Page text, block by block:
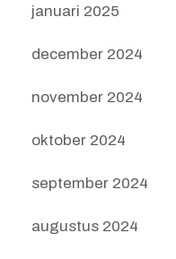
januari 2025
december 2024
november 2024
oktober 2024
september 2024
augustus 2024